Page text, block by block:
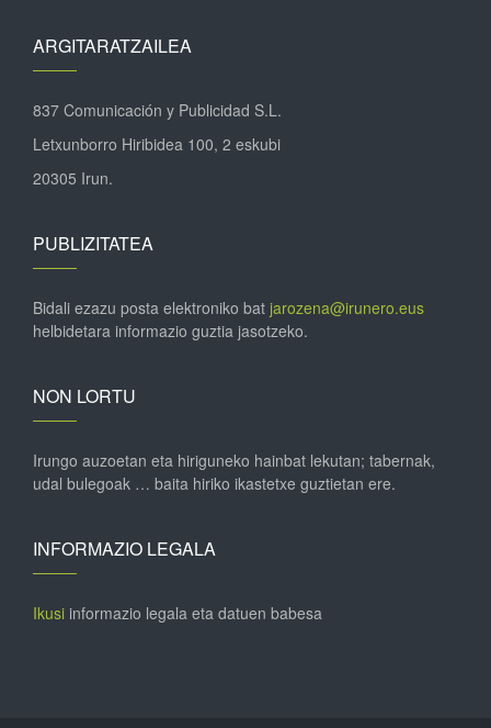
ARGITARATZAILEA
837 Comunicación y Publicidad S.L.
Letxunborro Hiribidea 100, 2 eskubi
20305 Irun.
PUBLIZITATEA
Bidali ezazu posta elektroniko bat jarozena@irunero.eus
helbidetara informazio guztia jasotzeko.
NON LORTU
Irungo auzoetan eta hiriguneko hainbat lekutan; tabernak,
udal bulegoak … baita hiriko ikastetxe guztietan ere.
INFORMAZIO LEGALA
Ikusi informazio legala eta datuen babesa